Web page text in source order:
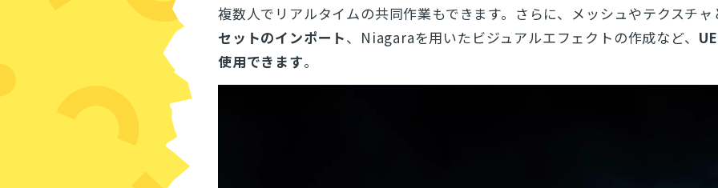
複数人でリアルタイムの共同作業もできます。 さらに、メッシュやテクスチ
セットのインポート、Niagaraを用いたビジュアルエフェクトの作成など、
使用できます。